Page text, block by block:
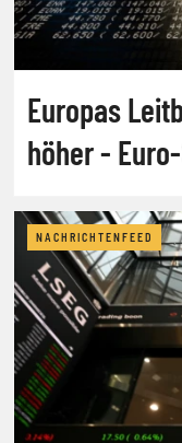
Europas
höher -
NACHRICHTENFEED